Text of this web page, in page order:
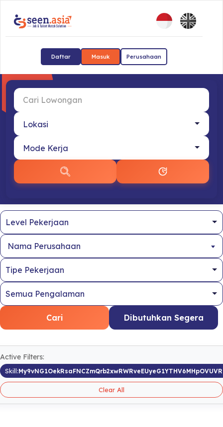
Daftar Masuk Perusahaan
Nama Perusahaan
Cari Dibutuhkan Segera
Active Filters:
Skill:
Clear All